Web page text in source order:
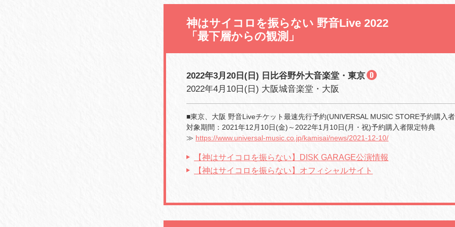
神はサイコロを振らない 野音Live 2022
「最下層からの観測」
2022年3月20日(日) 日比谷野外大音楽堂・東京
2022年4月10日(日) 大阪城音楽堂・大阪
■東京、大阪 野音Liveチケット最速先行予約(UNIVERSAL MUSIC STORE予約購入
対象期間：2021年12月10日(金)～2022年1月10日(月・祝)予約購入者限定特典
≫ https://www.universal-music.co.jp/kamisai/news/2021-12-10/
【神はサイコロを振らない】DISK GARAGE公演情報
【神はサイコロを振らない】オフィシャルサイト